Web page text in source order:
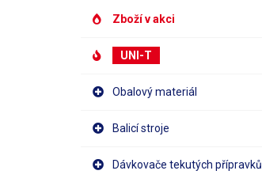
Zboží v akci
UNI-T
Obalový materiál
Balicí stroje
Dávkovače tekutých přípravků